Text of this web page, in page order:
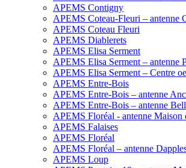
APEMS Contigny
APEMS Coteau-Fleuri – antenne
APEMS Coteau Fleuri
APEMS Diablerets
APEMS Elisa Serment
APEMS Elisa Serment – antenne
APEMS Elisa Serment – Centre
APEMS Entre-Bois
APEMS Entre-Bois – antenne
APEMS Entre-Bois – antenne
APEMS Floréal - antenne Maison
APEMS Falaises
APEMS Floréal
APEMS Floréal – antenne
APEMS Loup